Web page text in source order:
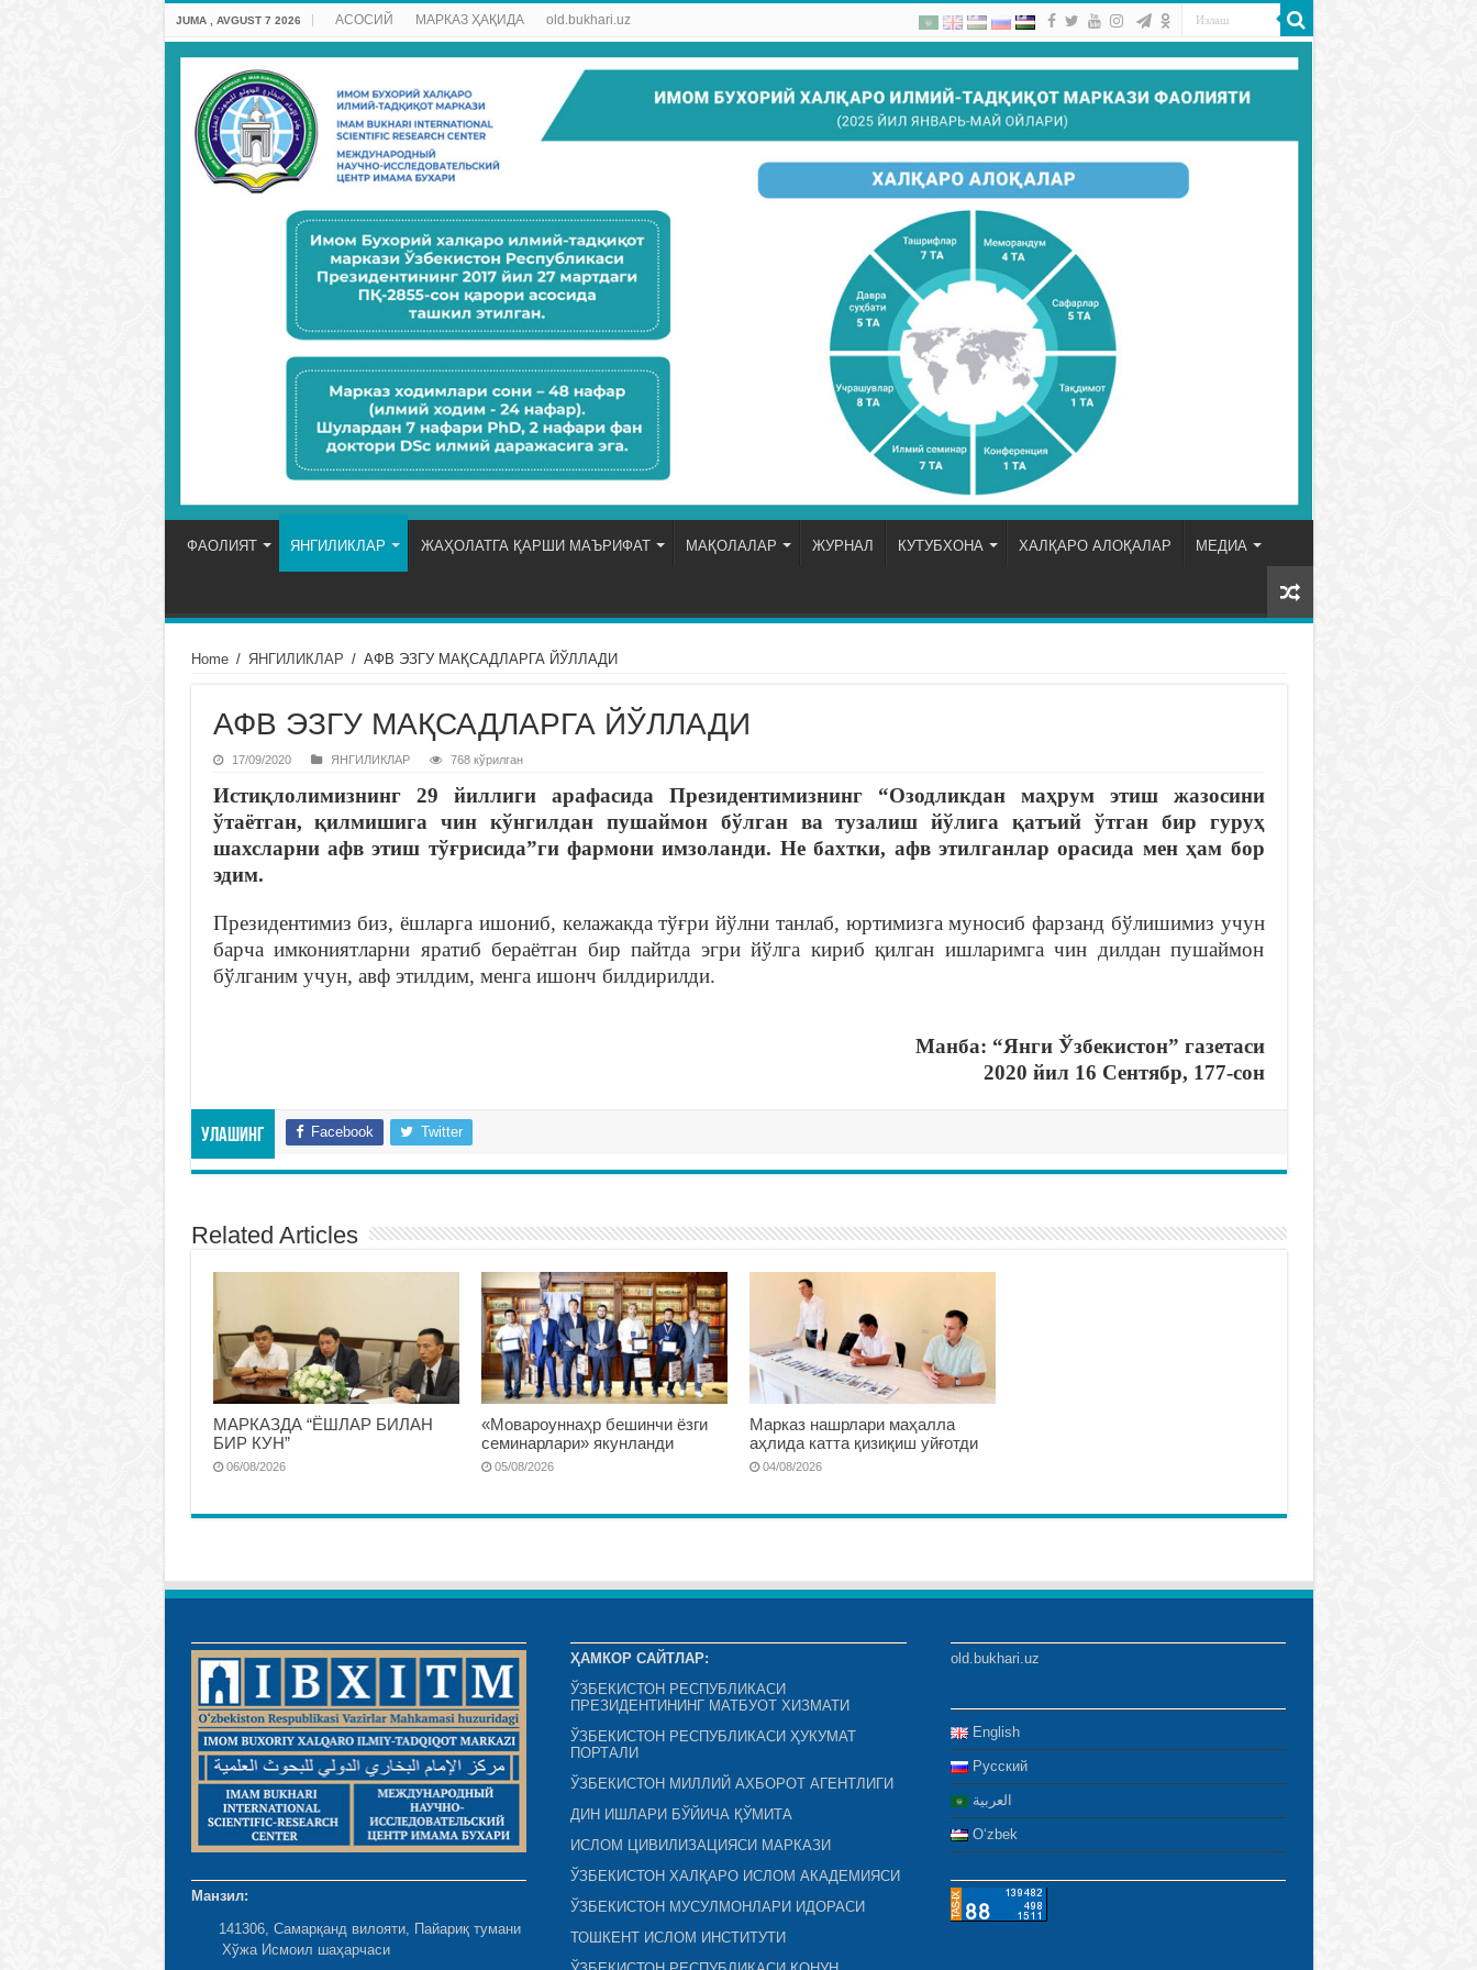
JUMA , AVGUST 7 2026 АСОСИЙ МАРКАЗ ҲАҚИДА old.bukhari.uz
ФАОЛИЯТ ЯНГИЛИКЛАР ЖАҲОЛАТГА ҚАРШИ МАЪРИФАТ МАҚОЛАЛАР ЖУРНАЛ КУТУБХОНА ХАЛҚАРО АЛОҚАЛАР МЕДИА
Home / ЯНГИЛИКЛАР / АФВ ЭЗГУ МАҚСАДЛАРГА ЙЎЛЛАДИ
АФВ ЭЗГУ МАҚСАДЛАРГА ЙЎЛЛАДИ
17/09/2020 ЯНГИЛИКЛАР 768 кўрилган
Истиқлолимизнинг 29 йиллиги арафасида Президентимизнинг “Озодликдан маҳрум этиш
жазосини
ўтаётган,қилмишига чин кўнгилдан пушаймон бўлган ва тузалиш йўлига қатъий ўтган бир
гуруҳ
шахсларни афв этиш тўғрисида”ги фармони имзоланди. Не бахтки, афв этилганлар орасида мен ҳам бор
эдим.
Президентимиз биз, ёшларга ишониб, келажакда тўғри йўлни танлаб, юртимизга муносиб фарзанд бўлишимиз учун
барча имкониятларни яратиб бераётган бир пайтда эгри йўлга кириб қилган ишларимга чин дилдан пушаймон
бўлганим учун, авф этилдим, менга ишонч билдирилди.
Манба: “Янги Ўзбекистон” газетаси
2020 йил 16 Сентябр, 177-сон
Улашинг Facebook Twitter
Related Articles
МАРКАЗДА “ЁШЛАР БИЛАН
БИР КУН”
06/08/2026
«Мовароуннаҳр бешинчи ёзги
семинарлари» якунланди
05/08/2026
Марказ нашрлари маҳалла
аҳлида катта қизиқиш уйғотди
04/08/2026
Манзил:
141306, Самарқанд вилояти, Пайариқ тумани
Хўжа Исмоил шаҳарчаси
ҲАМКОР САЙТЛАР:
ЎЗБЕКИСТОН РЕСПУБЛИКАСИ
ПРЕЗИДЕНТИНИНГ МАТБУОТ ХИЗМАТИ
ЎЗБЕКИСТОН РЕСПУБЛИКАСИ ҲУКУМАТ
ПОРТАЛИ
ЎЗБЕКИСТОН МИЛЛИЙ АХБОРОТ АГЕНТЛИГИ
ДИН ИШЛАРИ БЎЙИЧА ҚЎМИТА
ИСЛОМ ЦИВИЛИЗАЦИЯСИ МАРКАЗИ
ЎЗБЕКИСТОН ХАЛҚАРО ИСЛОМ АКАДЕМИЯСИ
ЎЗБЕКИСТОН МУСУЛМОНЛАРИ ИДОРАСИ
ТОШКЕНТ ИСЛОМ ИНСТИТУТИ
old.bukhari.uz
English
Русский
العربية
Oʻzbek